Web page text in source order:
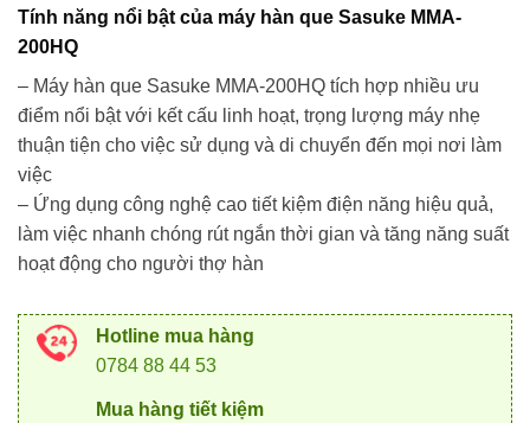
Tính năng nổi bật của máy hàn que Sasuke MMA-
200HQ
– Máy hàn que Sasuke MMA-200HQ tích hợp nhiều ưu
điểm nổi bật với kết cấu linh hoạt, trọng lượng máy nhẹ
thuận tiện cho việc sử dụng và di chuyển đến mọi nơi làm
việc
– Ứng dụng công nghệ cao tiết kiệm điện năng hiệu quả,
làm việc nhanh chóng rút ngắn thời gian và tăng năng suất
hoạt động cho người thợ hàn
Hotline mua hàng
0784 88 44 53
Mua hàng tiết kiệm